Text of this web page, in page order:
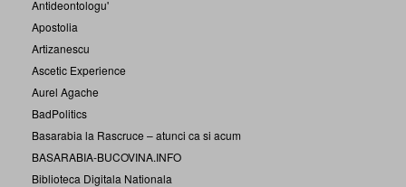
Antideontologu'
Apostolia
Artizanescu
Ascetic Experience
Aurel Agache
BadPolitics
Basarabia la Rascruce – atunci ca si acum
BASARABIA-BUCOVINA.INFO
Biblioteca Digitala Nationala